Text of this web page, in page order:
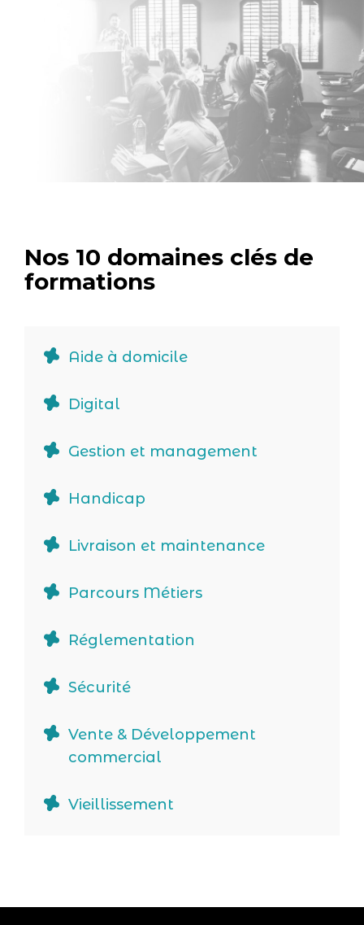
Nos 10 domaines clés de
formations
Aide à domicile
Digital
Gestion et management
Handicap
Livraison et maintenance
Parcours Métiers
Réglementation
Sécurité
Vente & Développement
commercial
Vieillissement